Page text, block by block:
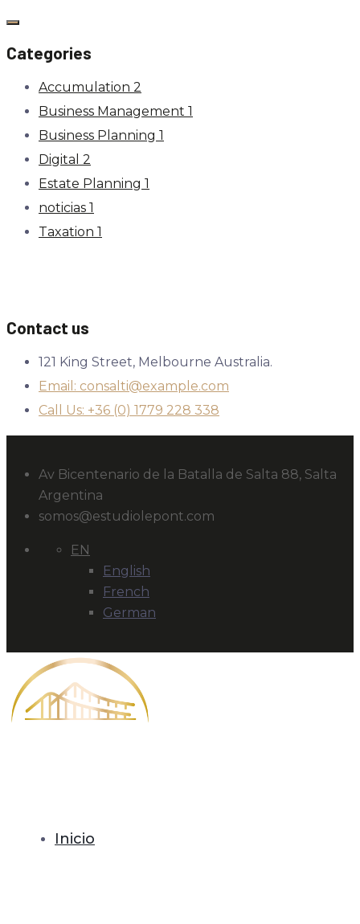
Categories
Accumulation 2
Business Management 1
Business Planning 1
Digital 2
Estate Planning 1
noticias 1
Taxation 1
Contact us
121 King Street, Melbourne Australia.
Email: consalti@example.com
Call Us: +36 (0) 1779 228 338
Av Bicentenario de la Batalla de Salta 88, Salta
Argentina
somos@estudiolepont.com
EN
English
French
German
Inicio